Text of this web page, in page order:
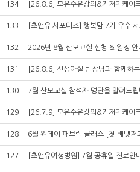
134 [26.8.6] 모유수유강의&기저귀케이
133 [초앤유 서포터즈] 행복맘 7기 우수
132 2026년 8월 산모교실 신청 & 일정
131 [26.8.6] 신생아실 팀장님과 함께하
130 7월 산모교실 참석자 명단을 알려드립
129 [26.7.9] 모유수유강의&기저귀케이
128 6월 원데이 패브릭 클래스 [첫 배냇저
127 [초앤유여성병원] 7월 공휴일 진료안